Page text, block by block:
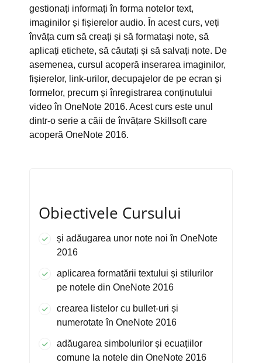
gestionați informați în forma notelor text,
imaginilor și fișierelor audio. În acest curs, veți
învăța cum să creați și să formatași note, să
aplicați etichete, să căutați și să salvați note. De
asemenea, cursul acoperă inserarea imaginilor,
fișierelor, link-urilor, decupajelor de pe ecran și
formelor, precum și înregistrarea conținutului
video în OneNote 2016. Acest curs este unul
dintr-o serie a căii de învățare Skillsoft care
acoperă OneNote 2016.
Obiectivele Cursului
și adăugarea unor note noi în OneNote
2016
aplicarea formatării textului și stilurilor
pe notele din OneNote 2016
crearea listelor cu bullet-uri și
numerotate în OneNote 2016
adăugarea simbolurilor și ecuațiilor
comune la notele din OneNote 2016